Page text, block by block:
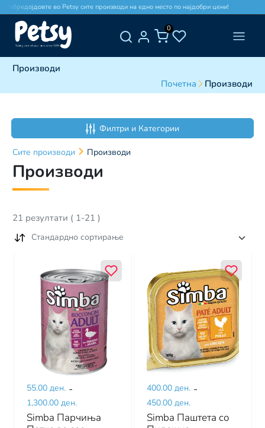
во Petsy сите производи на едно место по најдобри цени!
0
Производи
Почетна
Производи
Филтри и Категории
Сите производи Производи
Производи
21 резултати ( 1-21 )
Стандардно сортирање
55.00 ден. -
1,300.00 ден.
Simba Парчиња
400.00 ден. -
450.00 ден.
Simba Паштета со